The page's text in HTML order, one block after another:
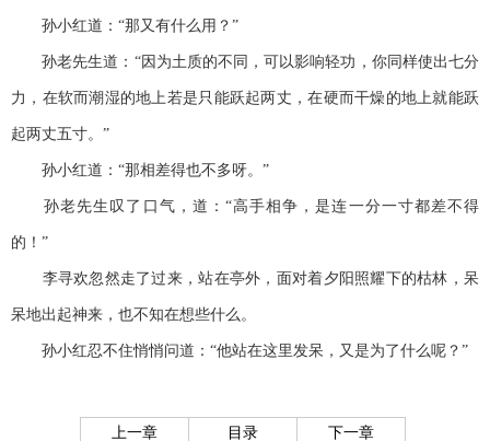
孙小红道：“那又有什么用？”
孙老先生道：“因为土质的不同，可以影响轻功，你同样使出七分
力，在软而潮湿的地上若是只能跃起两丈，在硬而干燥的地上就能跃
起两丈五寸。”
孙小红道：“那相差得也不多呀。”
孙老先生叹了口气，道：“高手相争，是连一分一寸都差不得
的！”
李寻欢忽然走了过来，站在亭外，面对着夕阳照耀下的枯林，呆
呆地出起神来，也不知在想些什么。
孙小红忍不住悄悄问道：“他站在这里发呆，又是为了什么呢？”
上一章 目录 下一章